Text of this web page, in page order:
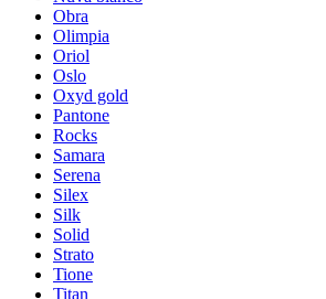
Obra
Olimpia
Oriol
Oslo
Oxyd gold
Pantone
Rocks
Samara
Serena
Silex
Silk
Solid
Strato
Tione
Titan